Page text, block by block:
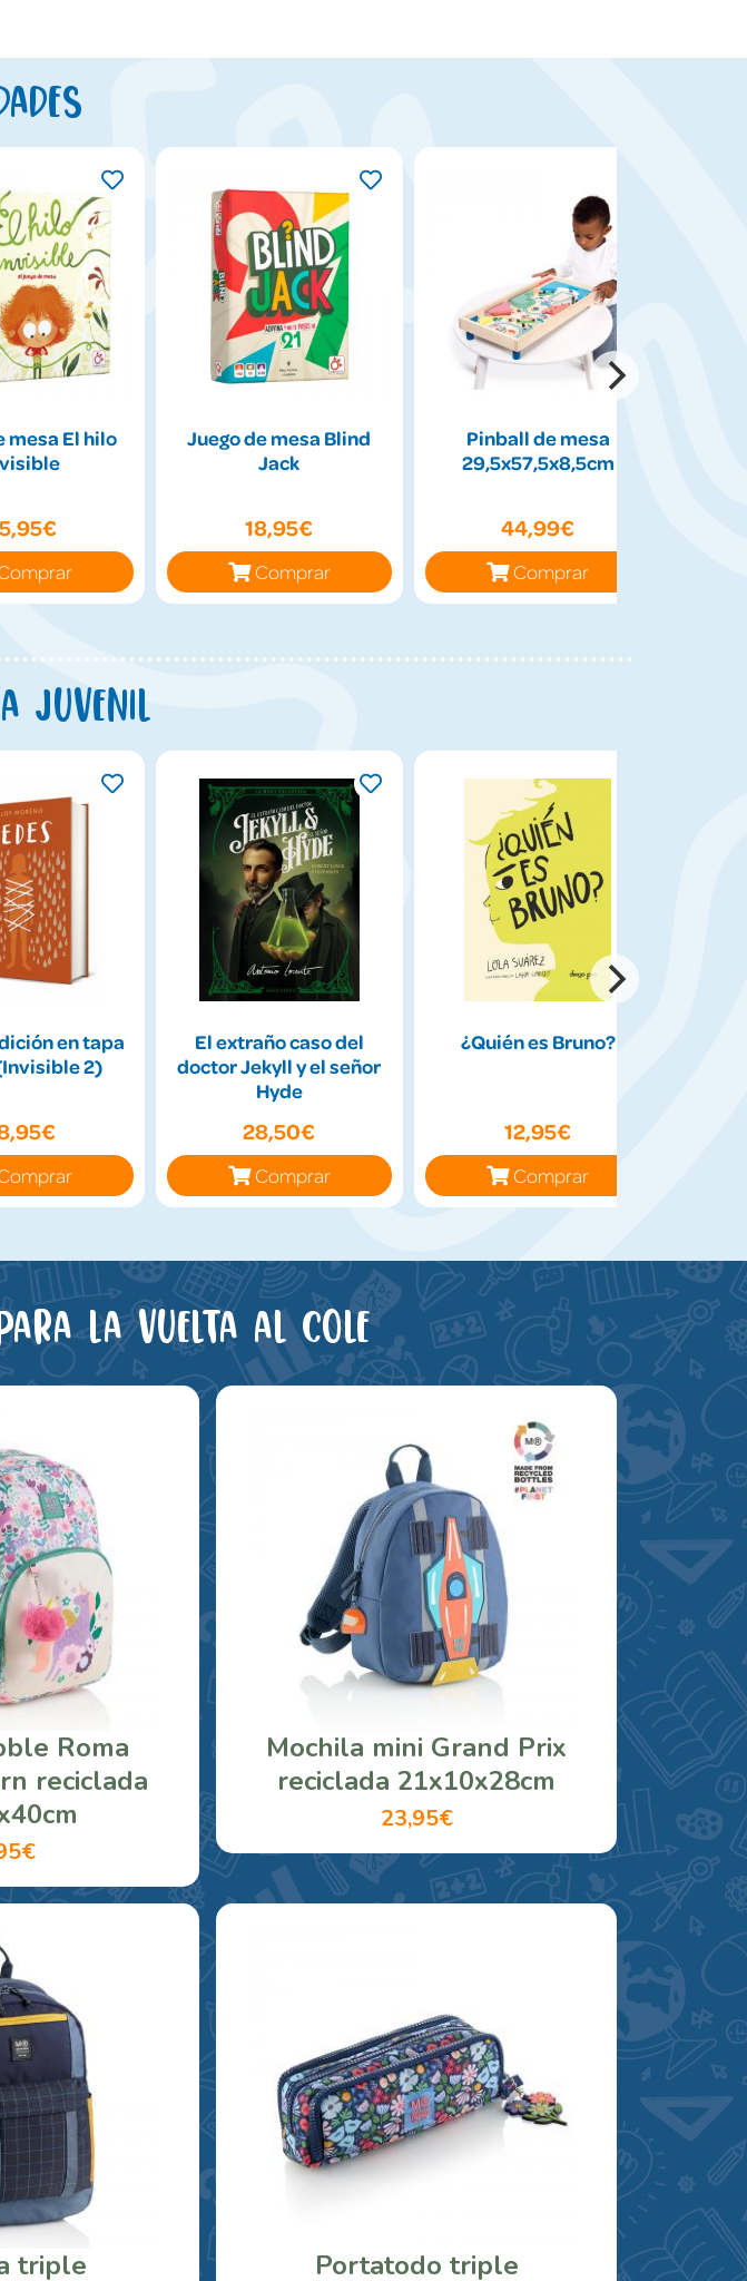
mesa El hilo
Juego de mesa Blind
Jack
18,95€
Comprar
Pinball de mesa
29,5x57,5x8,5cm
44,99€
Comprar
juvenil
en tapa
2)
El extraño caso del
doctor Jekyll y el señor
Hyde
28,50€
Comprar
¿Quién es Bruno?
12,95€
Comprar
la vuelta al cole
Roma
reciclada
Mochila mini Grand Prix
reciclada 21x10x28cm
23,95€
triple
Portatodo triple